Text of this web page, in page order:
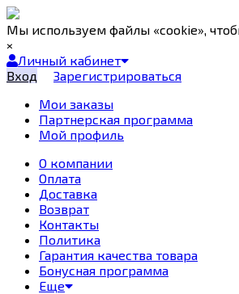
Мы используем файлы «cookie»,
×
Личный кабинет
Вход
Зарегистрироваться
Мои заказы
Партнерская программа
Мой профиль
О компании
Оплата
Доставка
Возврат
Контакты
Политика
Гарантия качества товара
Бонусная программа
Еще